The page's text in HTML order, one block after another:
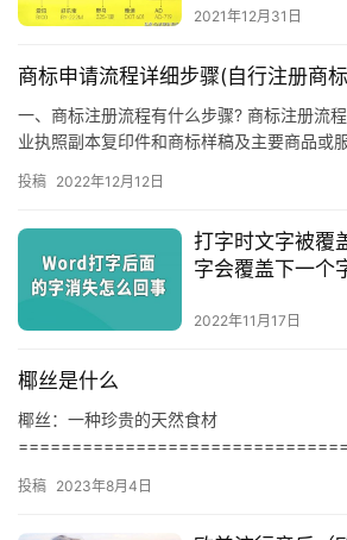
2021年12月31日
商标申请流程详细步骤(自行注册商
一、商标注册流程有什么步骤? 商标注册流
业执照副本复印件和商标样稿及主要商品或
投稿 2022年12月12日
打字时文字被覆
字会覆盖下一个
2022年11月17日
椰丝是什么
椰丝：一种珍贵的天然食材
投稿 2023年8月4日